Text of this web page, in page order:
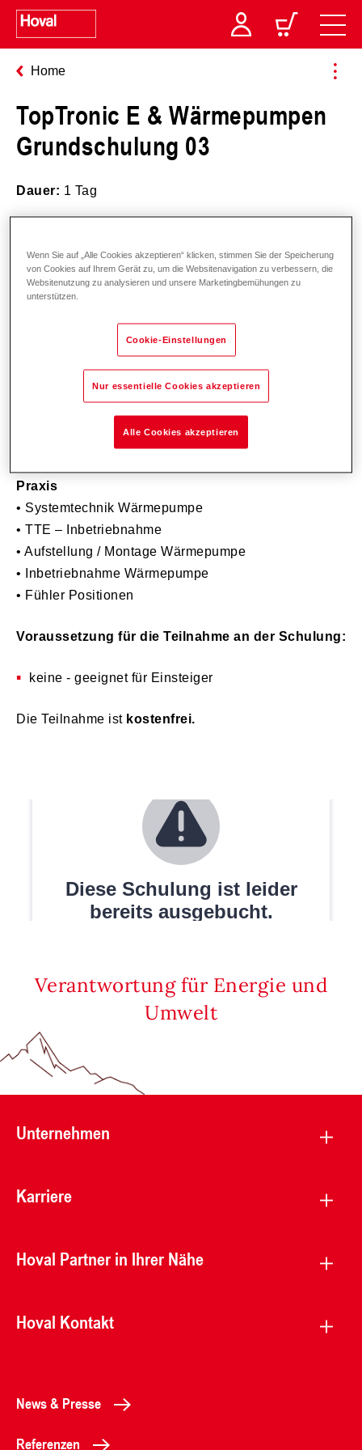
Home
TopTronic E & Wärmepumpen
Grundschulung 03
Dauer: 1 Tag
Uhrzeit:09:00-17:00 Uhr
• Grundlagen Wärmepumpe
• Grundlagen TTE – Regler
• Grundlagen Systemtechnik ( Standard Schemen )
• Produktvorstellung Belaria Pro
Praxis
• Systemtechnik Wärmepumpe
• TTE – Inbetriebnahme
• Aufstellung / Montage Wärmepumpe
• Inbetriebnahme Wärmepumpe
• Fühler Positionen
Voraussetzung für die Teilnahme an der Schulung:
keine - geeignet für Einsteiger
Die Teilnahme istkostenfrei.
Verantwortung für Energie und
Umwelt
Unternehmen
Karriere
Hoval Partner in Ihrer Nähe
Hoval Kontakt
News & Presse
Referenzen
Wenn Sie auf „Alle Cookies akzeptieren“ klicken, stimmen Sie der Speicherung
von Cookies auf Ihrem Gerät zu, um die Websitenavigation zu verbessern, die
Websitenutzung zu analysieren und unsere Marketingbemühungen zu
unterstützen.
Cookie-Einstellungen
Nur essentielle Cookies akzeptieren
Alle Cookies akzeptieren